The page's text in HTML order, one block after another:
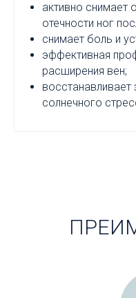
активно снимает
отечности ног
снимает боль и
эффективная
расширения вен;
солнечного